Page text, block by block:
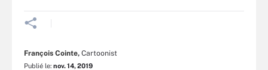
François Cointe, Cartoonist
Publié le: nov. 14, 2019